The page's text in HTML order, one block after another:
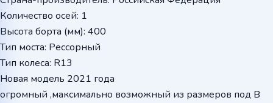
Количество осей: 1
Высота борта (мм): 400
Тип моста: Рессорный
Тип колеса: R13
Новая модель 2021 года
огромный ,максимально возможный из размеров под В